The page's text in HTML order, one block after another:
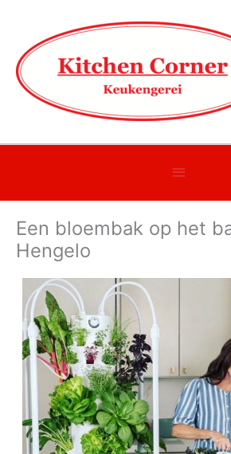
balk
Een bloembak op het
Hengelo